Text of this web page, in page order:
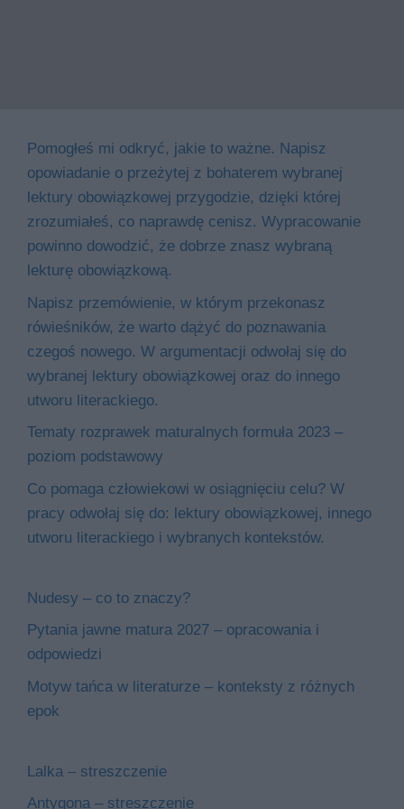
Pomogłeś mi odkryć, jakie to ważne. Napisz
opowiadanie o przeżytej z bohaterem wybranej
lektury obowiązkowej przygodzie, dzięki której
zrozumiałeś, co naprawdę cenisz. Wypracowanie
powinno dowodzić, że dobrze znasz wybraną
lekturę obowiązkową.
Napisz przemówienie, w którym przekonasz
rówieśników, że warto dążyć do poznawania
czegoś nowego. W argumentacji odwołaj się do
wybranej lektury obowiązkowej oraz do innego
utworu literackiego.
Tematy rozprawek maturalnych formuła 2023 –
poziom podstawowy
Co pomaga człowiekowi w osiągnięciu celu? W
pracy odwołaj się do: lektury obowiązkowej, innego
utworu literackiego i wybranych kontekstów.
Nudesy – co to znaczy?
Pytania jawne matura 2027 – opracowania i
odpowiedzi
Motyw tańca w literaturze – konteksty z różnych
epok
Lalka – streszczenie
Antygona – streszczenie